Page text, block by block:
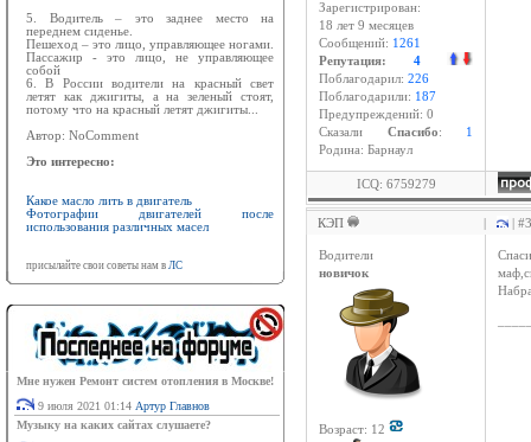
5. Водитель – это заднее место на
переднем сиденье.
Пешеход – это лицо, управляющее ногами.
Пассажир - это лицо, не управляющее
собой
6. В России водители на красный свет
летят как джигиты, а на зеленый стоят,
потому что на красный летят джигиты...
Автор: NoComment
Это интересно:
Какое масло лить в двигатель
Фотографии двигателей после
использования различных масел
присылайте свои советы нам в ЛС
Мне нужен Ремонт систем отопления в Москве!
9 июля 2021 01:14 Артур Главнов
Музыку на каких сайтах слушаете?
Зарегистрирован:
18 лет 9 месяцев
Сообщений: 1261
Репутация: 4
Поблагодарил: 226
Поблагодарили: 187
Предупреждений: 0
Cказали Спасибо: 1
Родина: Барнаул
ICQ: 6759279
КЭП | |
Водители
новичок
Возраст: 12